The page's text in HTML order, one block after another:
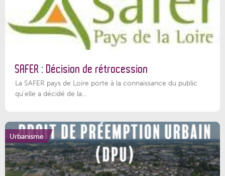
SAFER : Décision de rétrocession
La SAFER pays de Loire porte à la connaissance du public
qu’elle a décidé de la...
Urbanisme